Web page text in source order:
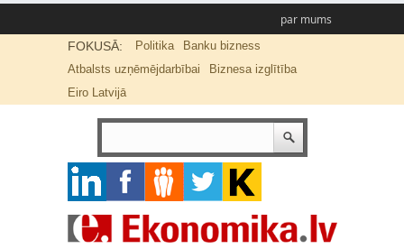
par mums
FOKUSĀ: Politika
Banku bizness
Atbalsts uzņēmējdarbībai
Biznesa izglītība
Eiro Latvijā